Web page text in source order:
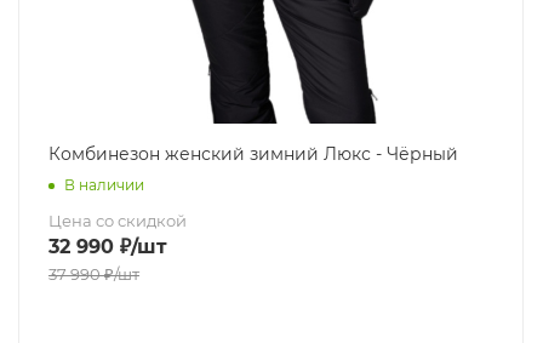
Комбинезон женский зимний Люкс - Чёрный
В наличии
Цена со скидкой
32 990 ₽/шт
37 990₽/шт